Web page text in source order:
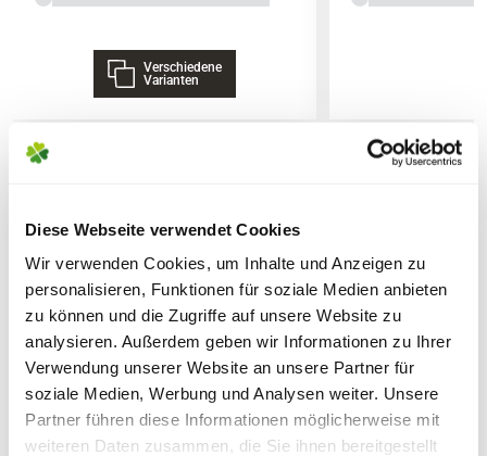
Diese Webseite verwendet Cookies
Wir verwenden Cookies, um Inhalte und Anzeigen zu
personalisieren, Funktionen für soziale Medien anbieten
zu können und die Zugriffe auf unsere Website zu
analysieren. Außerdem geben wir Informationen zu Ihrer
Verwendung unserer Website an unsere Partner für
soziale Medien, Werbung und Analysen weiter. Unsere
Partner führen diese Informationen möglicherweise mit
weiteren Daten zusammen, die Sie ihnen bereitgestellt
DieLiefergrößewird zusätzlich durch
saisonale Formschnitte beeinflusst,
werden. Die am Produkt angegebene
Liefergröße entspricht der Höhe ohne
Lieferhinweise
FOLGENDE VERSANDKOSTEN
KÖNNEN ENTSTEHEN
PAKETVERSAND
6,95€für Standardpakete (z.B.Dünger oder
Zubehör)
7,95€für größere Pakete (z.B. Pflanzen oder
Erde)
Verschiedene
Varianten